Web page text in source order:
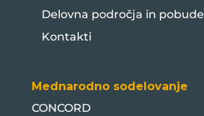
Delovna področja in pobude
Kontakti
Mednarodno sodelovanje
CONCORD